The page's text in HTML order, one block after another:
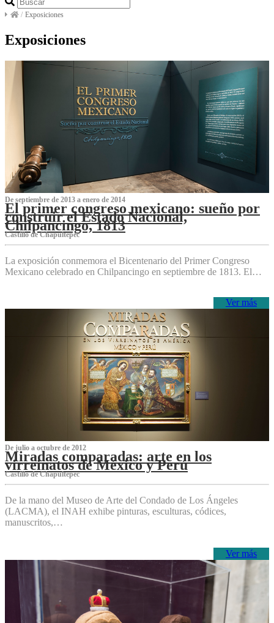
/ Exposiciones
Exposiciones
De septiembre de 2013 a enero de 2014
El primer congreso mexicano: sueño por
construir el Estado Nacional,
Chilpancingo, 1813
Castillo de Chapultepec
La exposición conmemora el Bicentenario del Primer Congreso
Mexicano celebrado en Chilpancingo en septiembre de 1813. El…
Ver más
De julio a octubre de 2012
Miradas comparadas: arte en los
virreinatos de México y Perú
Castillo de Chapultepec
De la mano del Museo de Arte del Condado de Los Ángeles
(LACMA), el INAH exhibe pinturas, esculturas, códices,
manuscritos,…
Ver más